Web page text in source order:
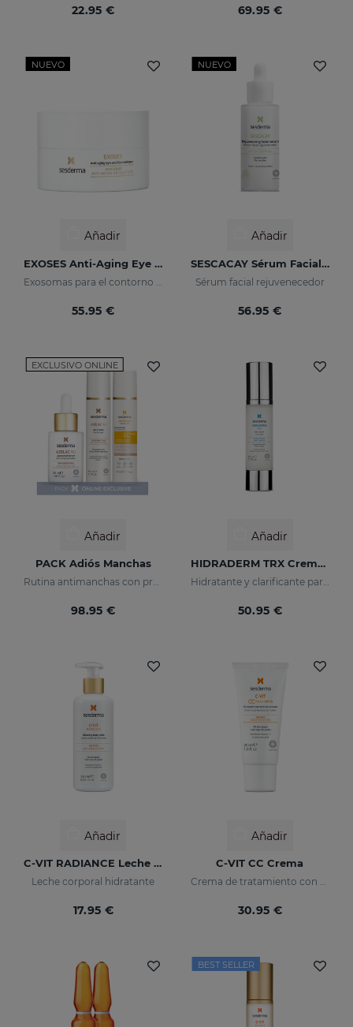
22.95 € 69.95 €
NUEVO
Añadir
EXOSES Anti-Aging Eye And Lip Contour
55.95 €
NUEVO
Añadir
SESCACAY Sérum Facial Rejuvenecedor
Sérum facial rejuvenecedor
56.95 €
EXCLUSIVO ONLINE
Añadir
PACK Adiós Manchas
Rutina antimanchas con protección solar
98.95 €
Añadir
HIDRADERM TRX Crema Gel
Hidratante y clarificante para pieles mixtas
50.95 €
Añadir
C-VIT RADIANCE Leche Corporal Luminosa
Leche corporal hidratante
17.95 €
Añadir
C-VIT CC Crema
Crema de tratamiento con color, antioxidante con vitamina C y ácido hialurónico
30.95 €
BEST SELLER